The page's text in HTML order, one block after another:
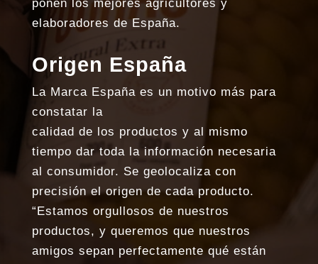
ponen los mejores agricultores y
elaboradores de España.
Origen España
La Marca España es un motivo más para
constatar la
calidad de los productos y al mismo
tiempo dar toda la información necesaria
al consumidor. Se geolocaliza con
precisión el origen de cada producto.
“Estamos orgullosos de nuestros
productos, y queremos que nuestros
amigos sepan perfectamente qué están